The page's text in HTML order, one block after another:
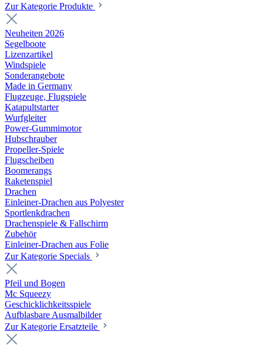
Zur Kategorie Produkte
Neuheiten 2026
Segelboote
Lizenzartikel
Windspiele
Sonderangebote
Made in Germany
Flugzeuge, Flugspiele
Katapultstarter
Wurfgleiter
Power-Gummimotor
Hubschrauber
Propeller-Spiele
Flugscheiben
Boomerangs
Raketenspiel
Drachen
Einleiner-Drachen aus Polyester
Sportlenkdrachen
Drachenspiele & Fallschirm
Zubehör
Einleiner-Drachen aus Folie
Zur Kategorie Specials
Pfeil und Bogen
Mc Squeezy
Geschicklichkeitsspiele
Aufblasbare Ausmalbilder
Zur Kategorie Ersatzteile